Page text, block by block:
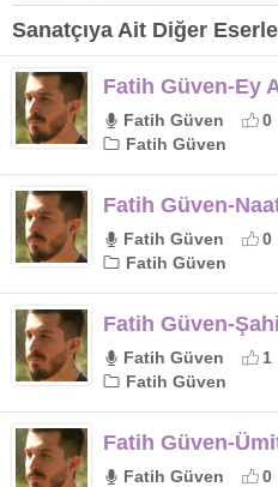
Sanatçıya Ait Diğer
Fatih Güven-Ey
Fatih Güven 0
Fatih Güven
Fatih Güven-
Fatih Güven 0
Fatih Güven
Fatih Güven-
Fatih Güven 1
Fatih Güven
Fatih Güven-
Fatih Güven 0